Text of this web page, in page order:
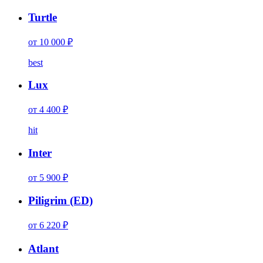
Turtle
от 10 000 ₽
best
Lux
от 4 400 ₽
hit
Inter
от 5 900 ₽
Piligrim (ED)
от 6 220 ₽
Atlant